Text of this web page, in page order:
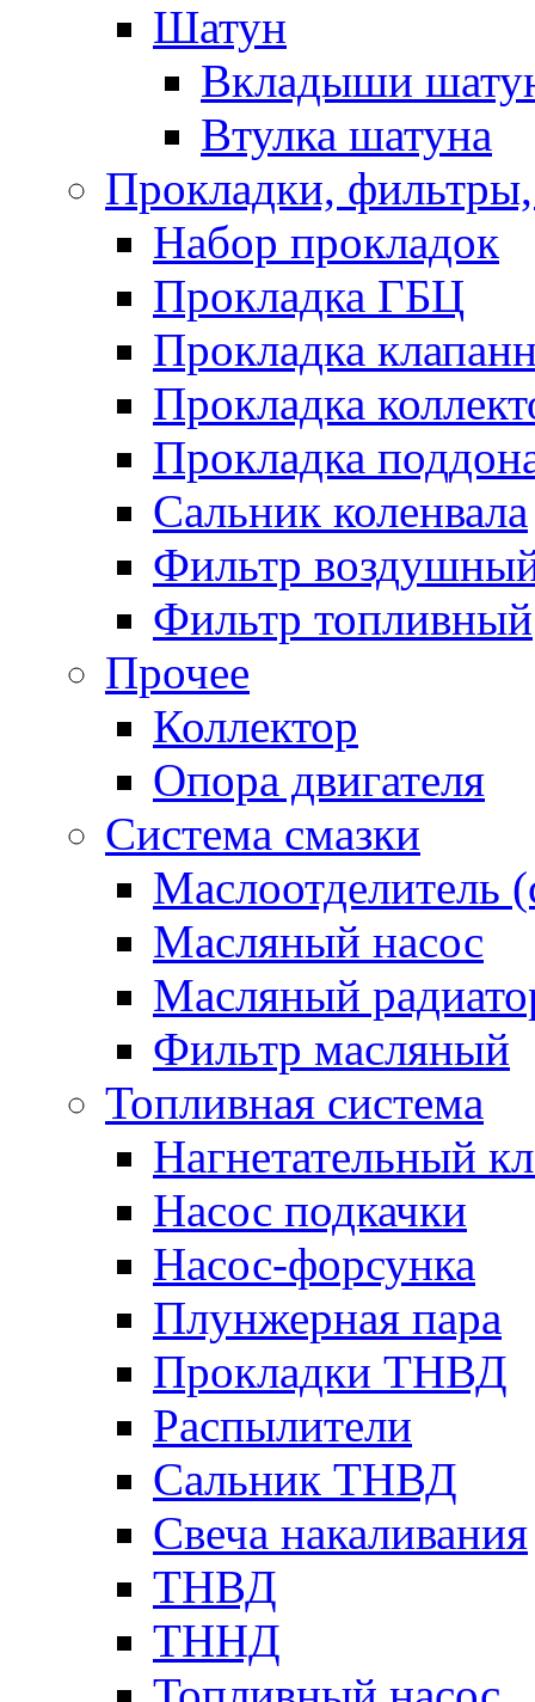
Шатун
Вкладыши
Втулка шатуна
Прокладки,
Набор прокладок
Прокладка ГБЦ
Прокладка
Прокладка
Прокладка
Сальник коленвала
Фильтр
Фильтр топливный
Прочее
Коллектор
Опора двигателя
Система смазки
Маслоотделитель
Масляный насос
Масляный
Фильтр масляный
Топливная система
Нагнетательный
Насос подкачки
Насос-форсунка
Плунжерная пара
Прокладки ТНВД
Распылители
Сальник ТНВД
Свеча накаливания
ТНВД
ТННД